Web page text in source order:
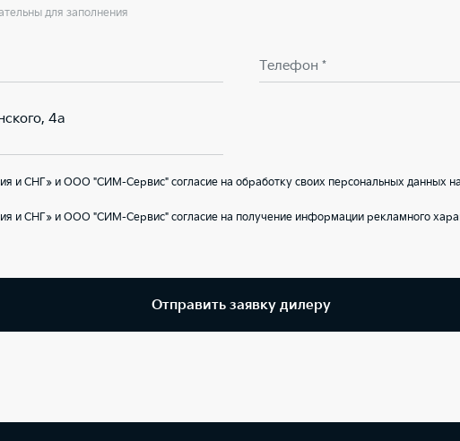
для заполнения
Телефон *
4а
и СНГ» и ООО "СИМ-Сервис" согласие на обработку своих персональных данных
и СНГ» и ООО "СИМ-Сервис" согласие на получение информации рекламного
Отправить заявку дилеру